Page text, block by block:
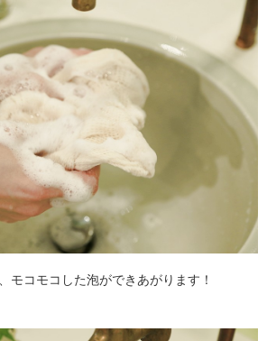
モコモコした泡ができあがります！